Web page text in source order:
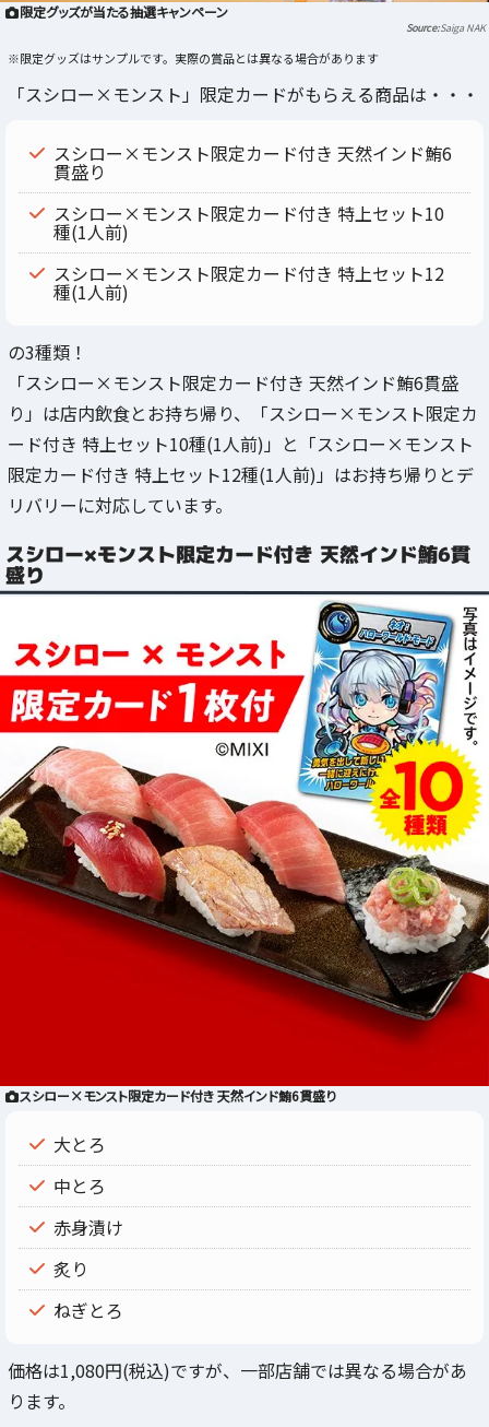
限定グッズが当たる抽選キャンペーン
Saiga NAK
※限定グッズはサンプルです。実際の賞品とは異なる場合があります
「スシロー×モンスト」限定カードがもらえる商品は・・・
スシロー×モンスト限定カード付き 天然インド鮪6
貫盛り
スシロー×モンスト限定カード付き 特上セット10
種(1人前)
スシロー×モンスト限定カード付き 特上セット12
種(1人前)
の3種類！
「スシロー×モンスト限定カード付き 天然インド鮪6貫盛
り」は店内飲食とお持ち帰り、「スシロー×モンスト限定カ
ード付き 特上セット10種(1人前)」と「スシロー×モンスト
限定カード付き 特上セット12種(1人前)」はお持ち帰りとデ
リバリーに対応しています。
スシロー×モンスト限定カード付き 天然インド鮪6貫
盛り
スシロー×モンスト限定カード付き 天然インド鮪6貫盛り
大とろ
中とろ
赤身漬け
炙り
ねぎとろ
価格は1,080円(税込)ですが、一部店舗では異なる場合があ
ります。